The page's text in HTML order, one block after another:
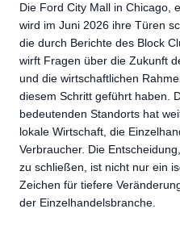
Die Ford City Mall in Chicago,
wird im Juni 2026 ihre Türen
die durch Berichte des Block
wirft Fragen über die Zukunft
und die wirtschaftlichen
diesem Schritt geführt haben.
bedeutenden Standorts hat
lokale Wirtschaft, die
Verbraucher. Die
zu schließen, ist nicht nur ein
Zeichen für tiefere
der Einzelhandelsbranche.